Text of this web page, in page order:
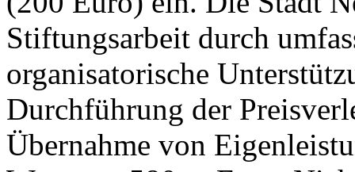
Stiftungsarbeit durch
organisatorische
Durchführung der
Übernahme von